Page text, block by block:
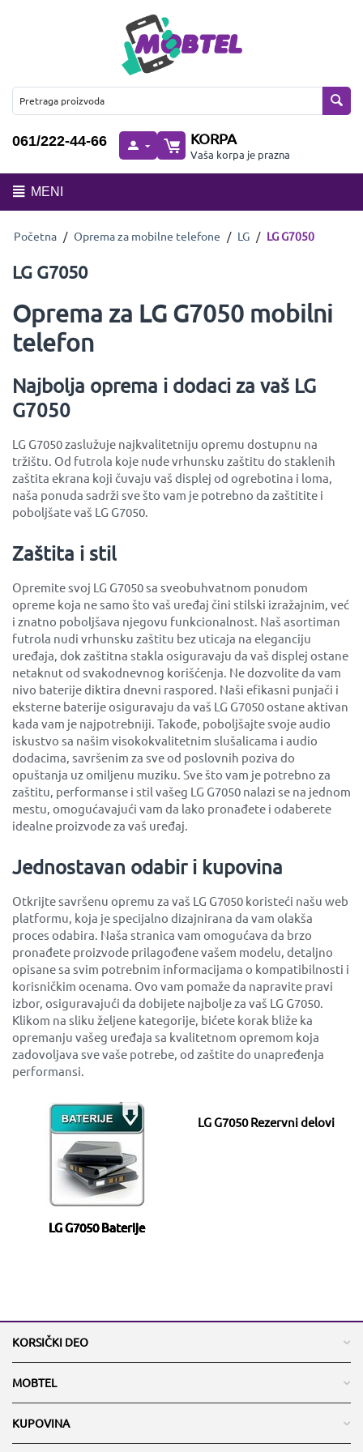
061/222-44-66 KORPA
Vaša korpa je prazna
MENI
Početna / Oprema za mobilne telefone / LG / LG G7050
LG G7050
Oprema za LG G7050 mobilni
telefon
Najbolja oprema i dodaci za vaš LG
G7050
LG G7050 zaslužuje najkvalitetniju opremu dostupnu na
tržištu. Od futrola koje nude vrhunsku zaštitu do staklenih
zaštita ekrana koji čuvaju vaš displej od ogrebotina i loma,
naša ponuda sadrži sve što vam je potrebno da zaštitite i
poboljšate vaš LG G7050.
Zaštita i stil
Opremite svoj LG G7050 sa sveobuhvatnom ponudom
opreme koja ne samo što vaš uređaj čini stilski izražajnim, već
i znatno poboljšava njegovu funkcionalnost. Naš asortiman
futrola nudi vrhunsku zaštitu bez uticaja na eleganciju
uređaja, dok zaštitna stakla osiguravaju da vaš displej ostane
netaknut od svakodnevnog korišćenja. Ne dozvolite da vam
nivo baterije diktira dnevni raspored. Naši efikasni punjači i
eksterne baterije osiguravaju da vaš LG G7050 ostane aktivan
kada vam je najpotrebniji. Takođe, poboljšajte svoje audio
iskustvo sa našim visokokvalitetnim slušalicama i audio
dodacima, savršenim za sve od poslovnih poziva do
opuštanja uz omiljenu muziku. Sve što vam je potrebno za
zaštitu, performanse i stil vašeg LG G7050 nalazi se na jednom
mestu, omogućavajući vam da lako pronađete i odaberete
idealne proizvode za vaš uređaj.
Jednostavan odabir i kupovina
Otkrijte savršenu opremu za vaš LG G7050 koristeći našu web
platformu, koja je specijalno dizajnirana da vam olakša
proces odabira. Naša stranica vam omogućava da brzo
pronađete proizvode prilagođene vašem modelu, detaljno
opisane sa svim potrebnim informacijama o kompatibilnosti i
korisničkim ocenama. Ovo vam pomaže da napravite pravi
izbor, osiguravajući da dobijete najbolje za vaš LG G7050.
Klikom na sliku željene kategorije, bićete korak bliže ka
opremanju vašeg uređaja sa kvalitetnom opremom koja
zadovoljava sve vaše potrebe, od zaštite do unapređenja
performansi.
LG G7050 Baterije
LG G7050 Rezervni delovi
KORSIČKI DEO
MOBTEL
KUPOVINA